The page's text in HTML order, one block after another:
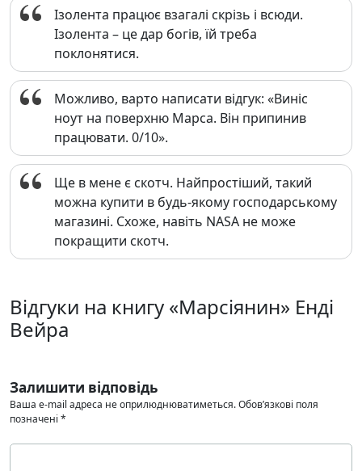
Ізолента працює взагалі скрізь і всюди.
Ізолента – це дар богів, їй треба
поклонятися.
Можливо, варто написати відгук: «Виніс
ноут на поверхню Марса. Він припинив
працювати. 0/10».
Ще в мене є скотч. Найпростіший, такий
можна купити в будь-якому господарському
магазині. Схоже, навіть NASA не може
покращити скотч.
Відгуки на книгу «Марсіянин» Енді
Вейра
Залишити відповідь
Ваша e-mail адреса не оприлюднюватиметься.Обов’язкові поля
позначені *